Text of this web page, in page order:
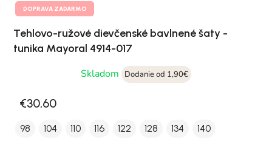
DOPRAVA ZADARMO
Tehlovo-ružové dievčenské bavlnené šaty -
tunika Mayoral 4914-017
Skladom
Dodanie od 1,90€
€30,60
98 104 110 116 122 128 134 140